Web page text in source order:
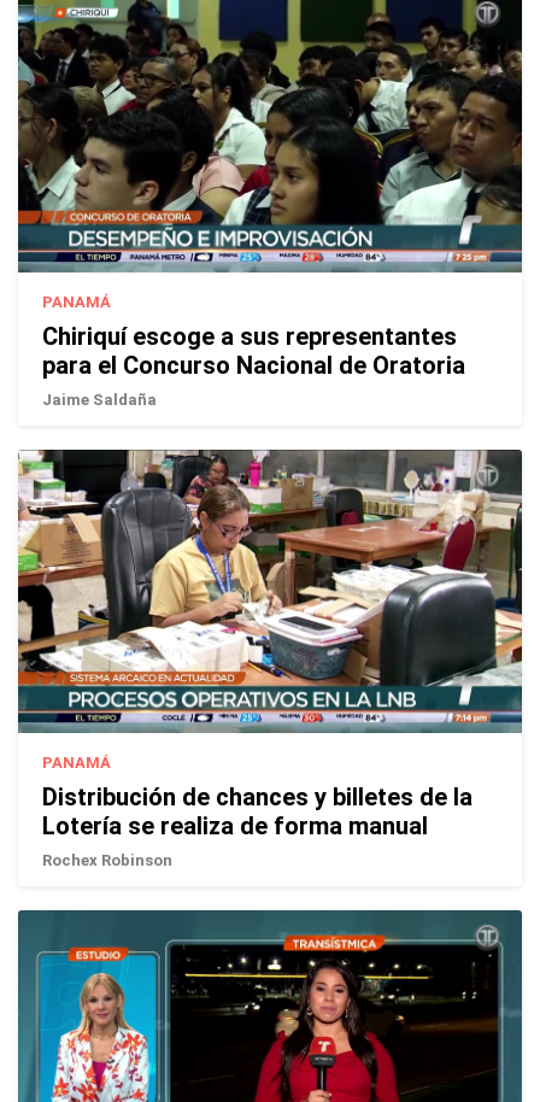
PANAMÁ
Chiriquí escoge a sus representantes
para el Concurso Nacional de Oratoria
Jaime Saldaña
PANAMÁ
Distribución de chances y billetes de la
Lotería se realiza de forma manual
Rochex Robinson